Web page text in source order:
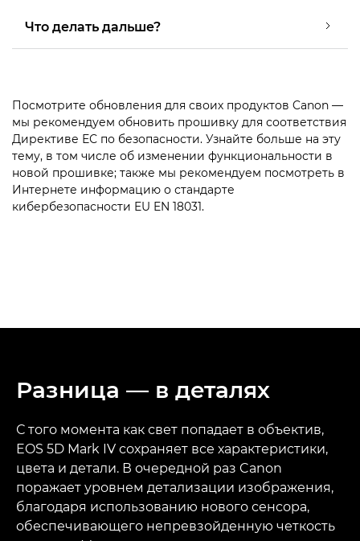
Что делать дальше?
Посмотрите обновления для своих продуктов Canon —
мы рекомендуем обновить прошивку для соответствия
Директиве ЕС по безопасности. Узнайте больше на эту
тему, в том числе об изменении функциональности в
новой прошивке; также мы рекомендуем посмотреть в
Интернете информацию о стандарте
кибербезопасности EU EN 18031.
Разница — в деталях
С того момента как свет попадает в объектив,
EOS 5D Mark IV сохраняет все характеристики,
цвета и детали. В очередной раз Canon
поражает уровнем детализации изображения,
благодаря использованию нового сенсора,
обеспечивающего непревзойденную четкость